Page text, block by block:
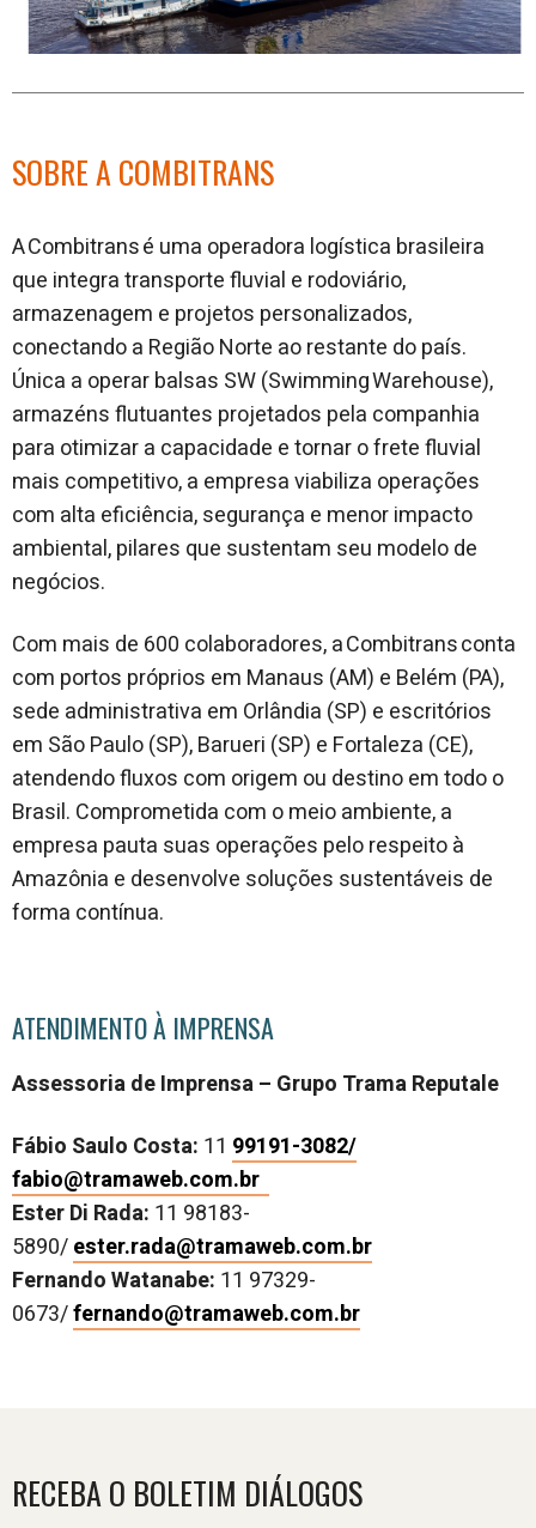
SOBRE A COMBITRANS
A Combitrans é uma operadora logística brasileira
que integra transporte fluvial e rodoviário,
armazenagem e projetos personalizados,
conectando a Região Norte ao restante do país.
Única a operar balsas SW (Swimming Warehouse),
armazéns flutuantes projetados pela companhia
para otimizar a capacidade e tornar o frete fluvial
mais competitivo, a empresa viabiliza operações
com alta eficiência, segurança e menor impacto
ambiental, pilares que sustentam seu modelo de
negócios.
Com mais de 600 colaboradores, a Combitrans conta
com portos próprios em Manaus (AM) e Belém (PA),
sede administrativa em Orlândia (SP) e escritórios
em São Paulo (SP), Barueri (SP) e Fortaleza (CE),
atendendo fluxos com origem ou destino em todo o
Brasil. Comprometida com o meio ambiente, a
empresa pauta suas operações pelo respeito à
Amazônia e desenvolve soluções sustentáveis de
forma contínua.
ATENDIMENTO À IMPRENSA
Assessoria de Imprensa – Grupo Trama Reputale
Fábio Saulo Costa: 11 99191-3082/
fabio@tramaweb.com.br
Ester Di Rada: 11 98183-
5890/ester.rada@tramaweb.com.br
Fernando Watanabe: 11 97329-
0673/fernando@tramaweb.com.br
RECEBA O BOLETIM DIÁLOGOS